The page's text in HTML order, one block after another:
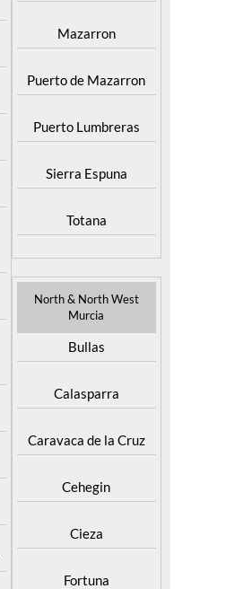
Mazarron
Puerto de Mazarron
Puerto Lumbreras
Sierra Espuna
Totana
North & North West
Murcia
Bullas
Calasparra
Caravaca de la Cruz
Cehegin
Cieza
Fortuna